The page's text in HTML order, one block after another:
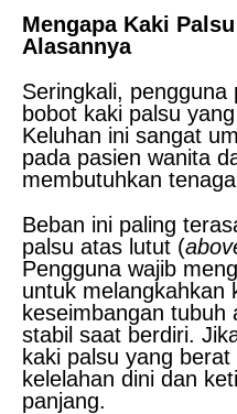
Mengapa Kaki
Alasannya
Seringkali,
bobot kaki palsu
Keluhan ini sangat
pada pasien wanita
membutuhkan
Beban ini paling
palsu atas lutut (
Pengguna wajib
untuk melangkahkan
keseimbangan
stabil saat berdiri.
kaki palsu yang
kelelahan dini dan
panjang.